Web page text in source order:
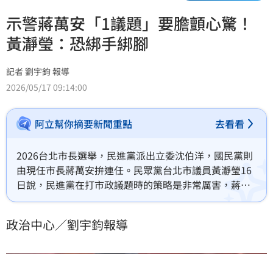
示警蔣萬安「1議題」要膽顫心驚！
黃瀞瑩：恐綁手綁腳
記者 劉宇鈞 報導
2026/05/17 09:14:00
阿立幫你摘要新聞重點 去看看
2026台北市長選舉，民進黨派出立委沈伯洋，國民黨則
由現任市長蔣萬安拚連任。民眾黨台北市議員黃瀞瑩16
日說，民進黨在打市政議題時的策略是非常厲害，蔣萬
安必須「膽顫心驚」，各種議題接連而來，恐會讓蔣綁
政治中心／劉宇鈞報導